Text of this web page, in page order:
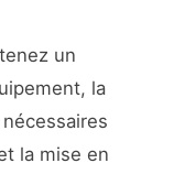
un
la
la mise en